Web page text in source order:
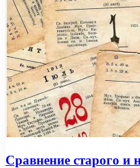
Сравнение старого и